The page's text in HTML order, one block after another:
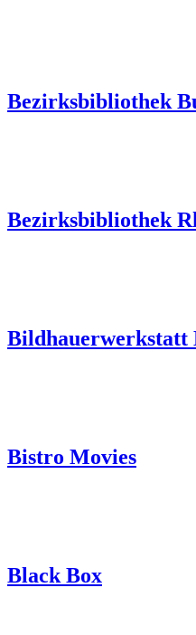
Bezirksbibliothek
Bezirksbibliothek
Bildhauerwerkstatt
Bistro Movies
Black Box